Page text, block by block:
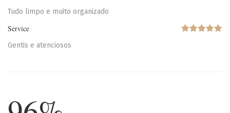
Tudo limpo e muito organizado
Service
Gentis e atenciosos